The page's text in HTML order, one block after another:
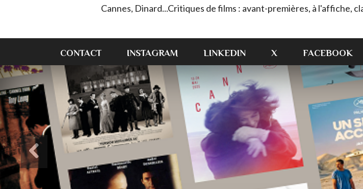
Cannes, Dinard...Critiques de films : avant-premières, à l'affiche,
CONTACT INSTAGRAM LINKEDIN X FACEBOOK